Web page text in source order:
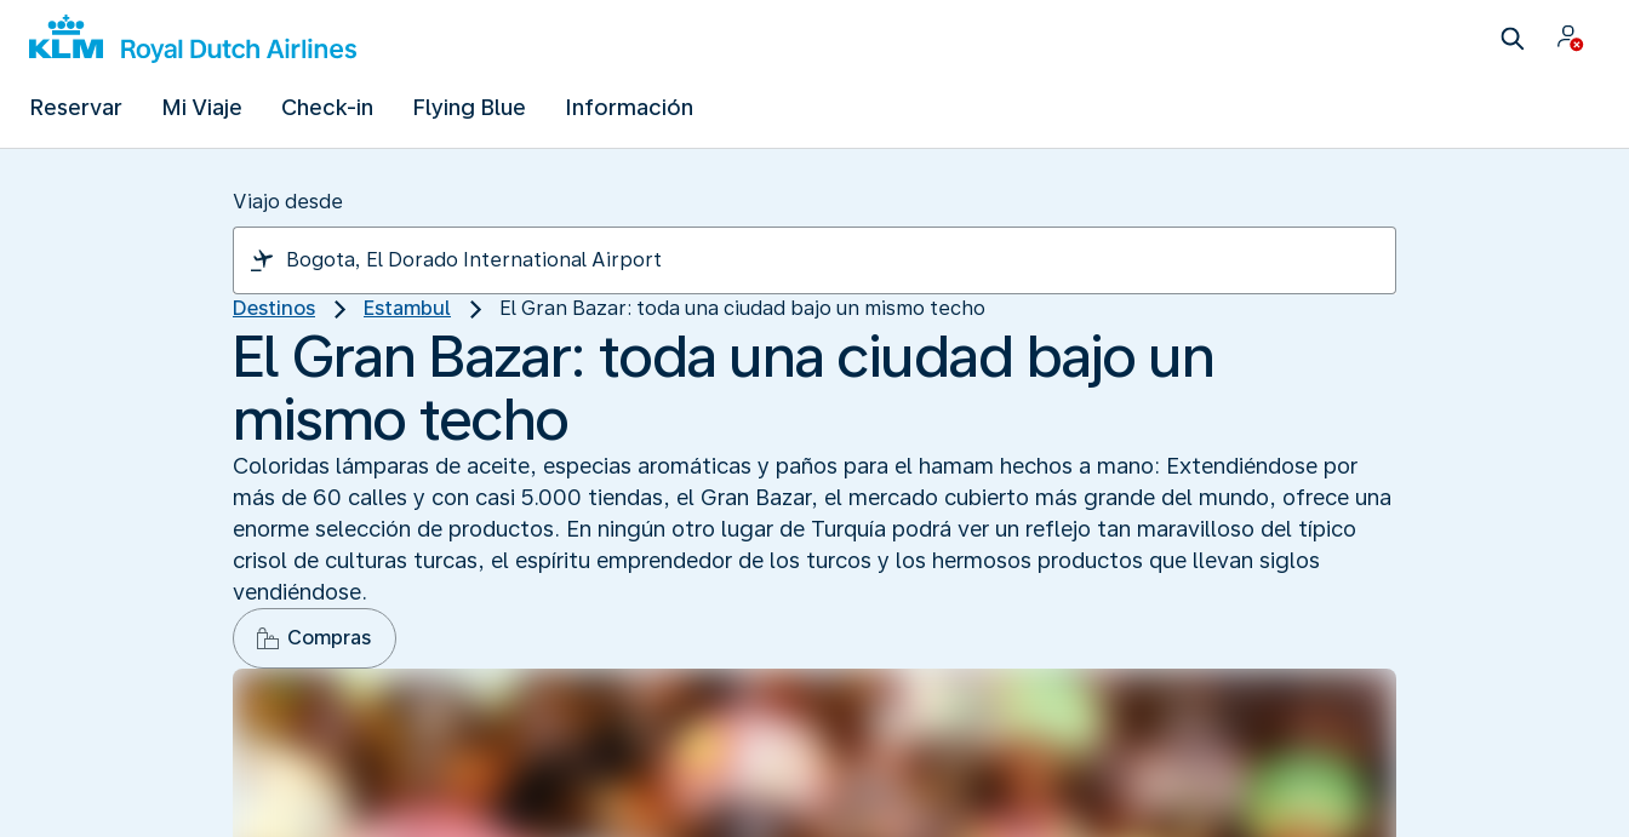
Reservar Mi Viaje Check-in Flying Blue Información
Viajo desde
Destinos Estambul El Gran Bazar: toda una ciudad bajo un mismo techo
El Gran Bazar: toda una ciudad bajo un
mismo techo
Coloridas lámparas de aceite, especias aromáticas y paños para el hamam hechos a mano: Extendiéndose por
más de 60 calles y con casi 5.000 tiendas, el Gran Bazar, el mercado cubierto más grande del mundo, ofrece una
enorme selección de productos. En ningún otro lugar de Turquía podrá ver un reflejo tan maravilloso del típico
crisol de culturas turcas, el espíritu emprendedor de los turcos y los hermosos productos que llevan siglos
vendiéndose.
Compras